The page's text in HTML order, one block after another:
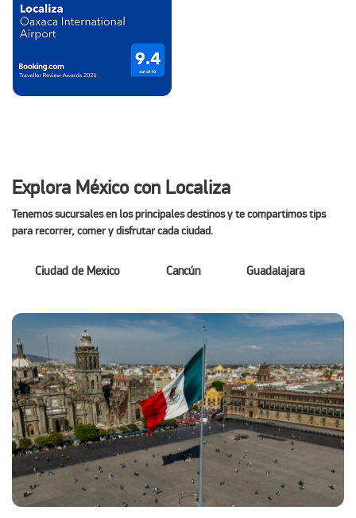
Explora México con Localiza
Tenemos sucursales en los principales destinos y te compartimos tips
para recorrer, comer y disfrutar cada ciudad.
Ciudad de Mexico Cancún Guadalajara